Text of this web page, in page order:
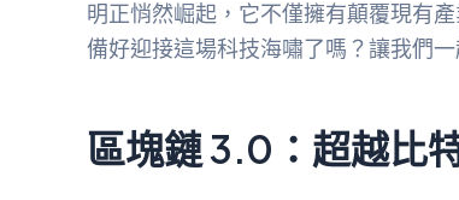
明正悄然崛起，它不僅擁有顛覆現有
備好迎接這場科技海嘯了嗎？讓我們
區塊鏈 3.0：超越比